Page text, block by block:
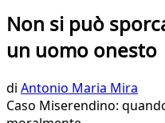
Non si può
un uomo onesto
di Antonio Maria Mira
Caso Miserendino: